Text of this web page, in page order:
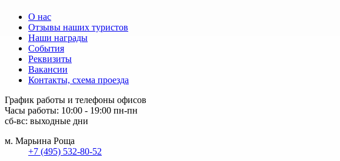
О нас
Отзывы наших туристов
Наши награды
События
Реквизиты
Вакансии
Контакты, схема проезда
График работы и телефоны офисов
Часы работы: 10:00 - 19:00 пн-пн
сб-вс: выходные дни
м. Марьина Роща
+7 (495) 532-80-52